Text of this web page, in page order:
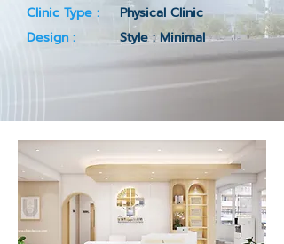
Clinic Type :
Physical Clinic
Design :
Style : Minimal